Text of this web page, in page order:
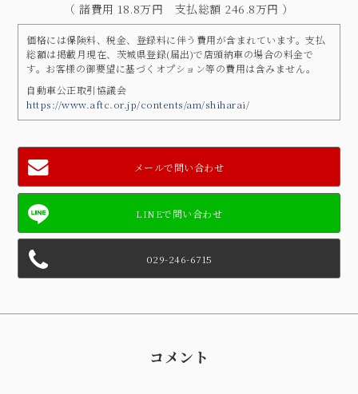
（ 諸費用 18.8万円 支払総額 246.8万円 ）
価格には保険料、税金、登録料に伴う費用が含まれています。支払
総額は掲載月現在、茨城県登録(届出)で店頭納車の場合の料金で
す。お客様の御要望に基づくオプション等の費用は含みません。
自動車公正取引協議会
https://www.aftc.or.jp/contents/am/shiharai/
メールで問い合わせ
029-246-6715
コメント